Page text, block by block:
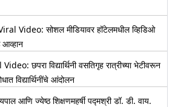
Video: सोशल मीडियावर हॉटेलमधील व्हिडिओ
आव्हान
छपरा विद्यार्थिनी वसतिगृह रात्रीच्या भेटीवरून
विद्यार्थिनींचे आंदोलन
आणि ज्येष्ठ शिक्षणमहर्षी पद्मश्री डॉ. डी. वाय.